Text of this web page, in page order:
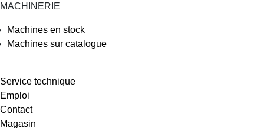
MACHINERIE
Machines en stock
Machines sur catalogue
Service technique
Emploi
Contact
Magasin